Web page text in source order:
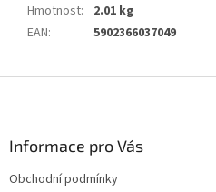
Hmotnost:
2.01 kg
EAN: 5902366037049
Informace pro Vás
Obchodní podmínky